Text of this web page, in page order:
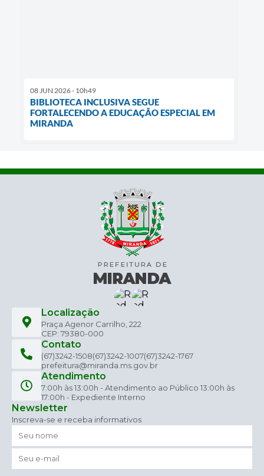
08 JUN 2026 - 10h49
BIBLIOTECA INCLUSIVA SEGUE
FORTALECENDO A EDUCAÇÃO ESPECIAL EM
MIRANDA
Localização
Praça Agenor Carrilho, 222
CEP: 79380-000
Contato
(67)3242-1508(67)3242-1007(67)3242-1767
prefeitura@miranda.ms.gov.br
Atendimento
7:00h às 13:00h - Atendimento ao Público 13:00h às
17:00h - Expediente Interno
Newsletter
Inscreva-se e receba informativos